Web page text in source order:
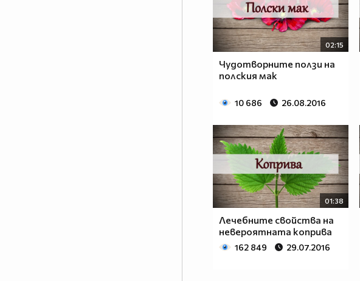
02:15
Чудотворните ползи на
полския мак
10 686 26.08.2016
01:38
Лечебните свойства на
невероятната коприва
162 849 29.07.2016